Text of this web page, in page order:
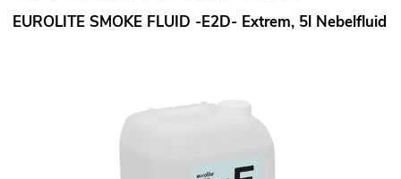
EUROLITE SMOKE FLUID -E2D- Extrem, 5l Nebelfluid